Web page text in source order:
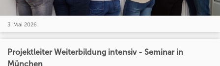
3. Mai 2026
Projektleiter Weiterbildung intensiv - Seminar in
München